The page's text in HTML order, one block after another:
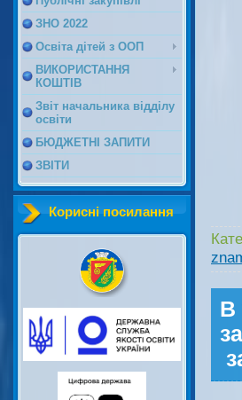
ЗНО 2022
Освіта дітей з ООП
ВИКОРИСТАННЯ
КОШТІВ
Звіт начальника відділу
освіти
БЮДЖЕТНІ ЗАПИТИ
ЗВІТИ
Корисні посилання
В